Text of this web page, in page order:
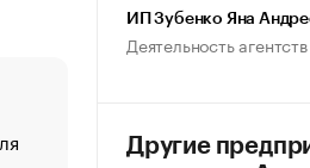
«От спорта тело стареет
ИП Зубенко Яна
Деятельность
Другие